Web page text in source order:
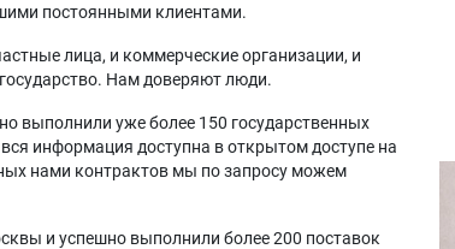
постоянными клиентами.
лица, и коммерческие организации, и
Нам доверяют люди.
выполнили уже более 150 государственных
информация доступна в открытом доступе на
нами контрактов мы по запросу можем
и успешно выполнили более 200 поставок